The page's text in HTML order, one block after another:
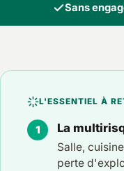
Sans
L'ESSENTIEL À
La
Salle,
perte